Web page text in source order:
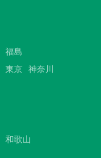
福島
東京 神奈川
和歌山